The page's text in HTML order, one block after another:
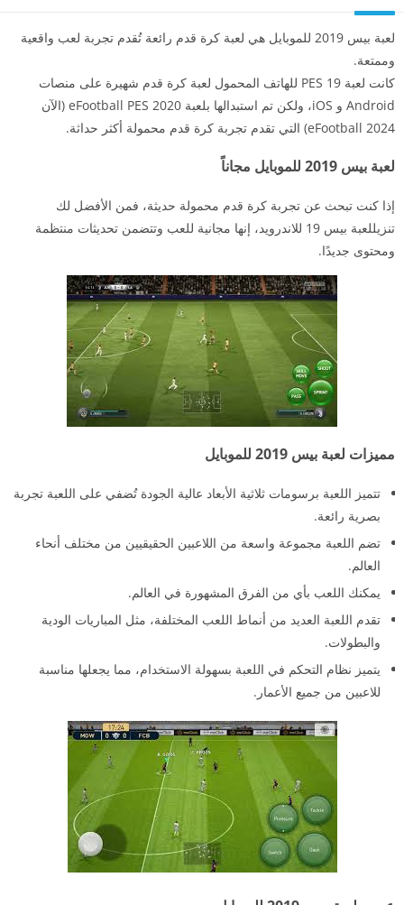
لعبة بيس 2019 للموبايل هي لعبة كرة قدم رائعة تُقدم تجربة لعب واقعية
وممتعة.
كانت لعبة PES 19 للهاتف المحمول لعبة كرة قدم شهيرة على منصات
Android و iOS، ولكن تم استبدالها بلعبة eFootball PES 2020 (الآن
eFootball 2024) التي تقدم تجربة كرة قدم محمولة أكثر حداثة.
لعبة بيس 2019 للموبايل مجاناً
إذا كنت تبحث عن تجربة كرة قدم محمولة حديثة، فمن الأفضل لك
تنزيللعبة بيس 19 للاندرويد، إنها مجانية للعب وتتضمن تحديثات منتظمة
ومحتوى جديدًا.
مميزات لعبة بيس 2019 للموبايل
تتميز اللعبة برسومات ثلاثية الأبعاد عالية الجودة تُضفي على اللعبة تجربة
بصرية رائعة.
تضم اللعبة مجموعة واسعة من اللاعبين الحقيقيين من مختلف أنحاء
العالم.
يمكنك اللعب بأي من الفرق المشهورة في العالم.
تقدم اللعبة العديد من أنماط اللعب المختلفة، مثل المباريات الودية
والبطولات.
يتميز نظام التحكم في اللعبة بسهولة الاستخدام، مما يجعلها مناسبة
للاعبين من جميع الأعمار.